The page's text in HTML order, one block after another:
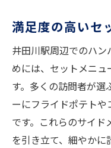
満足度の高いセ
井田川駅周辺でのハ
めには、セットメニ
す。多くの訪問者が選
ーにフライドポテト
です。これらのサイ
を引き立て、細やか